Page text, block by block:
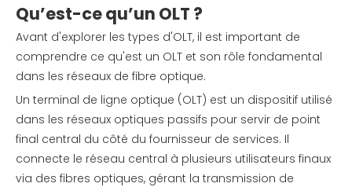
Qu’est-ce qu’un OLT ?
Avant d'explorer les types d'OLT, il est important de
comprendre ce qu'est un OLT et son rôle fondamental
dans les réseaux de fibre optique.
Un terminal de ligne optique (OLT) est un dispositif utilisé
dans les réseaux optiques passifs pour servir de point
final central du côté du fournisseur de services. Il
connecte le réseau central à plusieurs utilisateurs finaux
via des fibres optiques, gérant la transmission de